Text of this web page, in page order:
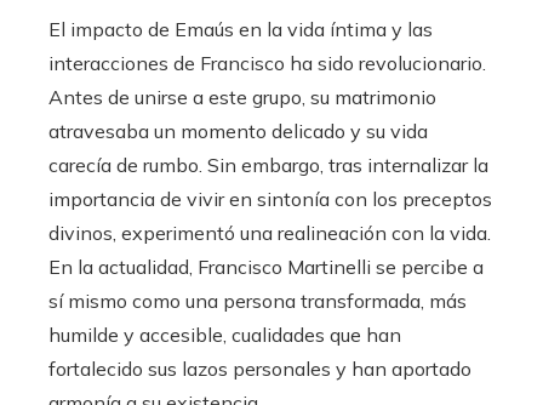
El impacto de Emaús en la vida íntima y las
interacciones de Francisco ha sido revolucionario.
Antes de unirse a este grupo, su matrimonio
atravesaba un momento delicado y su vida
carecía de rumbo. Sin embargo, tras internalizar la
importancia de vivir en sintonía con los preceptos
divinos, experimentó una realineación con la vida.
En la actualidad, Francisco Martinelli se percibe a
sí mismo como una persona transformada, más
humilde y accesible, cualidades que han
fortalecido sus lazos personales y han aportado